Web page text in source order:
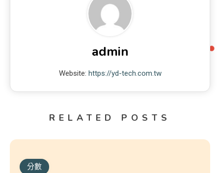
admin
Website: https://yd-tech.com.tw
RELATED POSTS
分數